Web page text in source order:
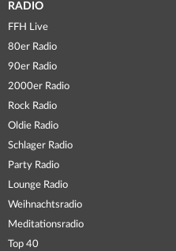
RADIO
FFH Live
80er Radio
90er Radio
2000er Radio
Rock Radio
Oldie Radio
Schlager Radio
Party Radio
Lounge Radio
Weihnachtsradio
Meditationsradio
Top 40